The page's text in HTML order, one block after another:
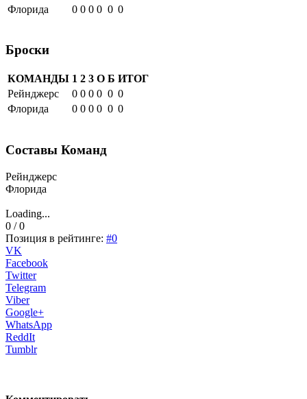
Флорида 0 0 0 0 0 0
Броски
КОМАНДЫ 1 2 3 О Б ИТОГ
Рейнджерс
0 0 0 0 0 0
Флорида
0 0 0 0 0 0
Составы Команд
Рейнджерс
Флорида
Loading...
0 / 0
Позиция в рейтинге: #0
VK
Facebook
Twitter
Telegram
Viber
Google+
WhatsApp
ReddIt
Tumblr